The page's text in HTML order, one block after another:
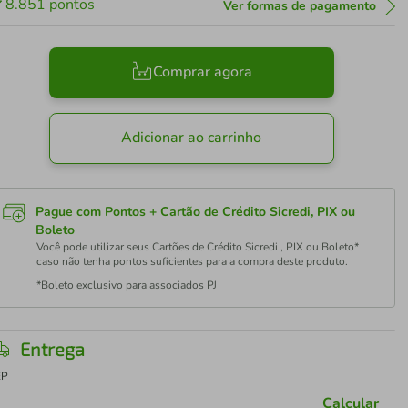
8.851 pontos Ver formas de pagamento
Comprar agora
Adicionar ao carrinho
Pague com Pontos + Cartão de Crédito Sicredi, PIX ou
Boleto
Você pode utilizar seus Cartões de Crédito Sicredi , PIX ou Boleto*
caso não tenha pontos suficientes para a compra deste produto.
*Boleto exclusivo para associados PJ
Entrega
Calcular